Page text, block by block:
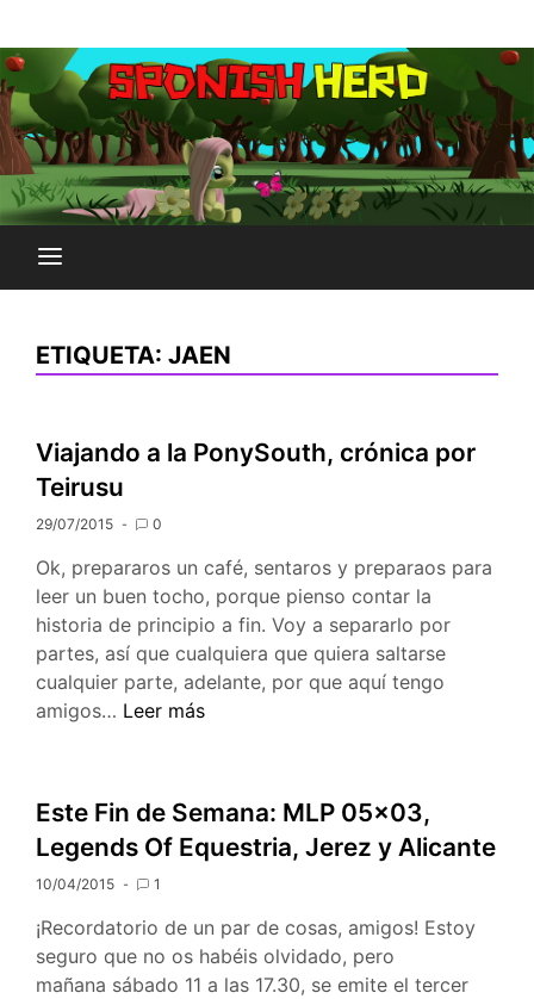
al
contenido
SPONISH HERD
ETIQUETA: JAEN
Viajando a la PonySouth, crónica por
Teirusu
29/07/2015 0
Ok, prepararos un café, sentaros y preparaos para
leer un buen tocho, porque pienso contar la
historia de principio a fin. Voy a separarlo por
partes, así que cualquiera que quiera saltarse
cualquier parte, adelante, por que aquí tengo
amigos… Viajando
crónica
por
Teirusu
Leer más
Este Fin de Semana: MLP 05×03,
Legends Of Equestria, Jerez y Alicante
10/04/2015 1
¡Recordatorio de un par de cosas, amigos! Estoy
seguro que no os habéis olvidado, pero
mañana sábado 11 a las 17.30, se emite el tercer